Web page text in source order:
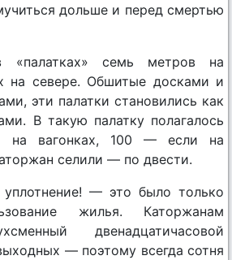
дольше и перед смертью
«палатках» семь метров на
на севере. Обшитые досками и
эти палатки становились как
В такую палатку полагалось
на вагонках, 100 — если на
селили — по двести.
— это было только
жилья. Каторжанам
двенадцатичасовой
— поэтому всегда сотня